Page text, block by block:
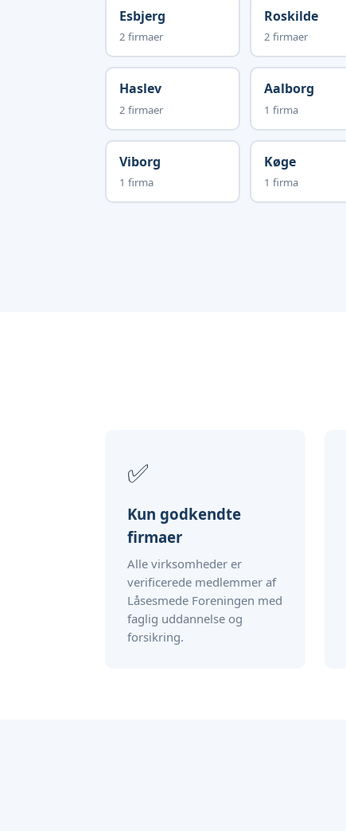
Esbjerg
2 firmaer
Roskilde
2 firmaer
Haslev
2 firmaer
Aalborg
1 firma
Viborg
1 firma
Køge
1 firma
✅
Kun godkendte
firmaer
Alle virksomheder er
verificerede medlemmer af
Låsesmede Foreningen med
faglig uddannelse og
forsikring.